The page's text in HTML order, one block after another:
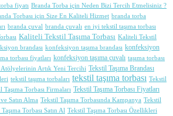
fiyatı Branda Torba için Neden Bizi Tercih Etmelisiniz ?
Torbası için Size En Kaliteli Hizmet branda torba
branda çuval branda çuvalı en iyi tekstil taşıma torbası
Kaliteli Tekstil Taşıma Torbası Kaliteli Tekstil
brandası konfeksiyon taşıma brandası konfeksiyon
torbası fiyatları konfeksiyon taşıma çuvalı taşıma torbası
Atölyelerinin Artık Yeni Tercihi Tekstil Taşıma Brandası
tekstil taşıma torbaları tekstil taşıma torbası Tekstil
Taşıma Torbası Firmaları Tekstil Taşıma Torbası Fiyatları
Satın Alma Tekstil Taşıma Torbasında Kampanya Tekstil
Torbası Satın Al Tekstil Taşıma Torbası Özellikleri